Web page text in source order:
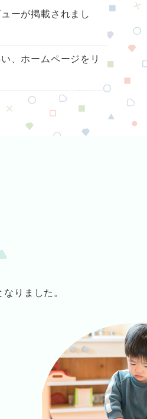
ーが掲載されまし
、ホームページをリ
なりました。